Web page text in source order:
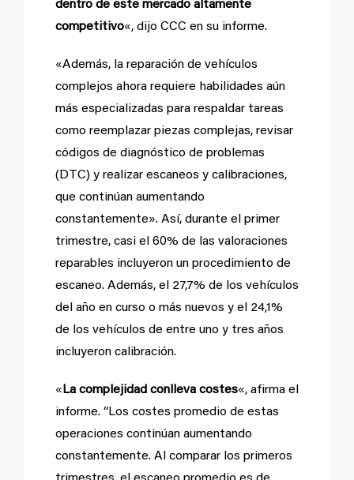
dentro de este mercado altamente
competitivo«, dijo CCC en su informe.
«Además, la reparación de vehículos
complejos ahora requiere habilidades aún
más especializadas para respaldar tareas
como reemplazar piezas complejas, revisar
códigos de diagnóstico de problemas
(DTC) y realizar escaneos y calibraciones,
que continúan aumentando
constantemente». Así, durante el primer
trimestre, casi el 60% de las valoraciones
reparables incluyeron un procedimiento de
escaneo. Además, el 27,7% de los vehículos
del año en curso o más nuevos y el 24,1%
de los vehículos de entre uno y tres años
incluyeron calibración.
« La complejidad conlleva costes«, afirma el
informe. “Los costes promedio de estas
operaciones continúan aumentando
constantemente. Al comparar los primeros